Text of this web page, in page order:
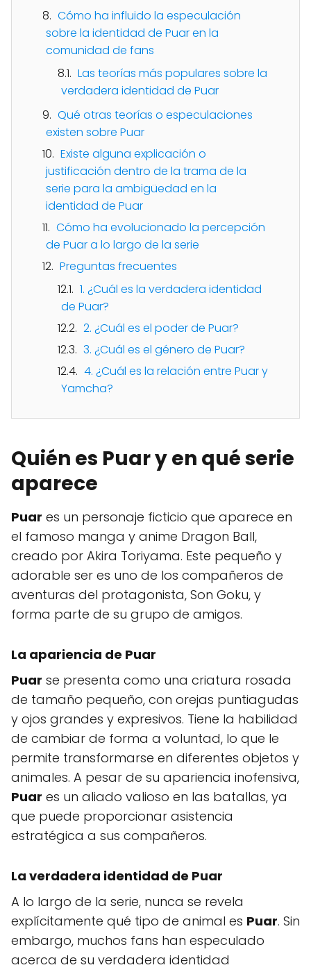
Cómo ha influido la especulación
sobre la identidad de Puar en la
comunidad de fans
Las teorías más populares sobre la
verdadera identidad de Puar
Qué otras teorías o especulaciones
existen sobre Puar
Existe alguna explicación o
justificación dentro de la trama de la
serie para la ambigüedad en la
identidad de Puar
Cómo ha evolucionado la percepción
de Puar a lo largo de la serie
Preguntas frecuentes
1. ¿Cuál es la verdadera identidad
de Puar?
2. ¿Cuál es el poder de Puar?
3. ¿Cuál es el género de Puar?
4. ¿Cuál es la relación entre Puar y
Yamcha?
Quién es Puar y en qué serie
aparece
Puar es un personaje ficticio que aparece en
el famoso manga y anime Dragon Ball,
creado por Akira Toriyama. Este pequeño y
adorable ser es uno de los compañeros de
aventuras del protagonista, Son Goku, y
forma parte de su grupo de amigos.
La apariencia de Puar
Puar se presenta como una criatura rosada
de tamaño pequeño, con orejas puntiagudas
y ojos grandes y expresivos. Tiene la habilidad
de cambiar de forma a voluntad, lo que le
permite transformarse en diferentes objetos y
animales. A pesar de su apariencia inofensiva,
Puar es un aliado valioso en las batallas, ya
que puede proporcionar asistencia
estratégica a sus compañeros.
La verdadera identidad de Puar
A lo largo de la serie, nunca se revela
explícitamente qué tipo de animal es Puar. Sin
embargo, muchos fans han especulado
acerca de su verdadera identidad